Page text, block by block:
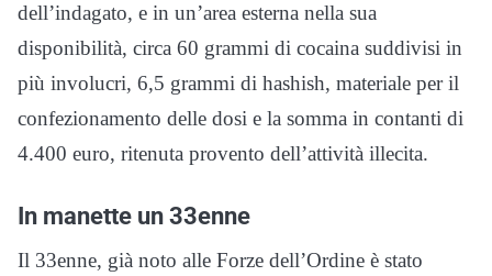
dell’indagato, e in un’area esterna nella sua
disponibilità, circa 60 grammi di cocaina suddivisi in
più involucri, 6,5 grammi di hashish, materiale per il
confezionamento delle dosi e la somma in contanti di
4.400 euro, ritenuta provento dell’attività illecita.
In manette un 33enne
Il 33enne, già noto alle Forze dell’Ordine è stato